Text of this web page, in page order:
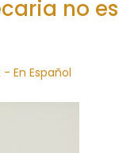
no es
En Español